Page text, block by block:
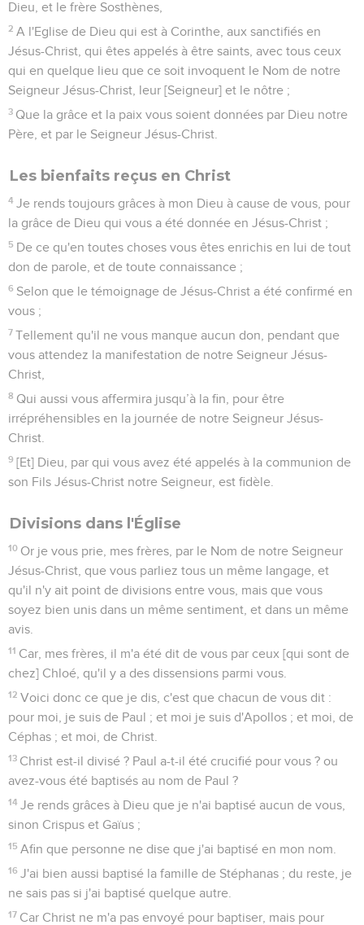
Dieu, et le frère Sosthènes,
2 A l'Eglise de Dieu qui est à Corinthe, aux sanctifiés en
Jésus-Christ, qui êtes appelés à être saints, avec tous ceux
qui en quelque lieu que ce soit invoquent le Nom de notre
Seigneur Jésus-Christ, leur [Seigneur] et le nôtre ;
3 Que la grâce et la paix vous soient données par Dieu notre
Père, et par le Seigneur Jésus-Christ.
Les bienfaits reçus en Christ
4 Je rends toujours grâces à mon Dieu à cause de vous, pour
la grâce de Dieu qui vous a été donnée en Jésus-Christ ;
5 De ce qu'en toutes choses vous êtes enrichis en lui de tout
don de parole, et de toute connaissance ;
6 Selon que le témoignage de Jésus-Christ a été confirmé en
vous ;
7 Tellement qu'il ne vous manque aucun don, pendant que
vous attendez la manifestation de notre Seigneur Jésus-
Christ,
8 Qui aussi vous affermira jusqu’à la fin, pour être
irrépréhensibles en la journée de notre Seigneur Jésus-
Christ.
9 [Et] Dieu, par qui vous avez été appelés à la communion de
son Fils Jésus-Christ notre Seigneur, est fidèle.
Divisions dans l'Église
10 Or je vous prie, mes frères, par le Nom de notre Seigneur
Jésus-Christ, que vous parliez tous un même langage, et
qu'il n'y ait point de divisions entre vous, mais que vous
soyez bien unis dans un même sentiment, et dans un même
avis.
11 Car, mes frères, il m'a été dit de vous par ceux [qui sont de
chez] Chloé, qu'il y a des dissensions parmi vous.
12 Voici donc ce que je dis, c'est que chacun de vous dit :
pour moi, je suis de Paul ; et moi je suis d'Apollos ; et moi, de
Céphas ; et moi, de Christ.
13 Christ est-il divisé ? Paul a-t-il été crucifié pour vous ? ou
avez-vous été baptisés au nom de Paul ?
14 Je rends grâces à Dieu que je n'ai baptisé aucun de vous,
sinon Crispus et Gaïus ;
15 Afin que personne ne dise que j'ai baptisé en mon nom.
16 J'ai bien aussi baptisé la famille de Stéphanas ; du reste, je
ne sais pas si j'ai baptisé quelque autre.
17 Car Christ ne m'a pas envoyé pour baptiser, mais pour